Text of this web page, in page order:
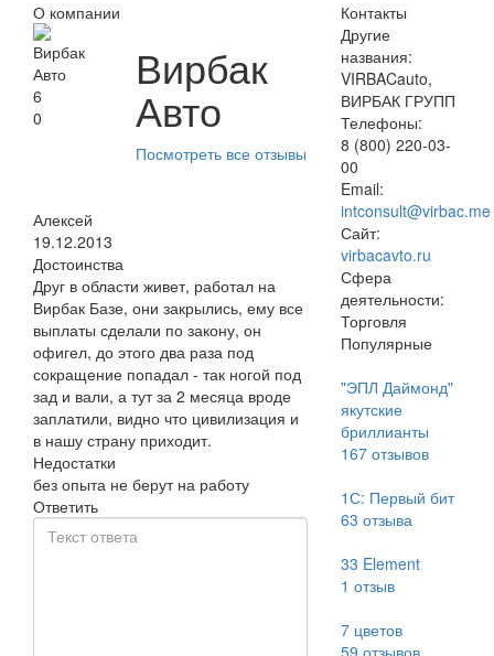
О компании
6
0
Вирбак
Авто
Посмотреть все отзывы
Алексей
19.12.2013
Достоинства
Друг в области живет, работал на
Вирбак Базе, они закрылись, ему все
выплаты сделали по закону, он
офигел, до этого два раза под
сокращение попадал - так ногой под
зад и вали, а тут за 2 месяца вроде
заплатили, видно что цивилизация и
в нашу страну приходит.
Недостатки
без опыта не берут на работу
Ответить
Контакты
Другие
названия:
VIRBACauto,
ВИРБАК ГРУПП
Телефоны:
8 (800) 220‑03-
00
Email:
intconsult@virbac.me
Сайт:
virbacavto.ru
Сфера
деятельности:
Торговля
Популярные
"ЭПЛ Даймонд"
якутские
бриллианты
167отзывов
1С: Первый бит
63 отзыва
33 Element
1 отзыв
7 цветов
59 отзывов